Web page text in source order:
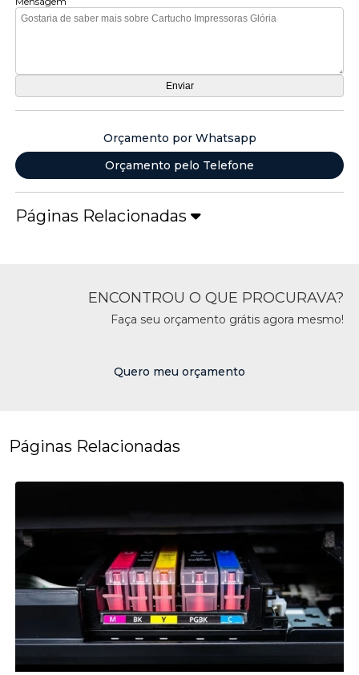
Orçamento por Whatsapp
Orçamento pelo Telefone
Páginas Relacionadas
ENCONTROU O QUE PROCURAVA?
Faça seu orçamento grátis agora mesmo!
Quero meu orçamento
Páginas Relacionadas